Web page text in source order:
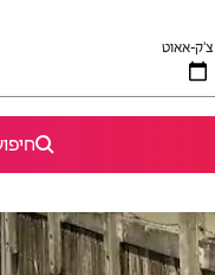
צ'ק-אאוט